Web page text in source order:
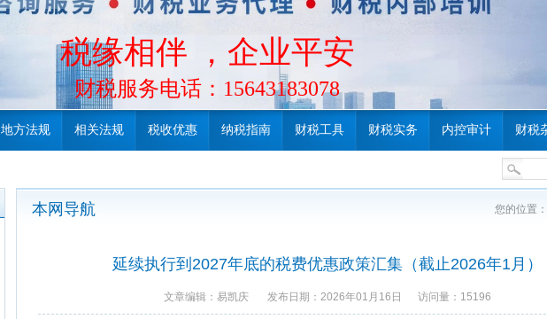
税缘相伴 ，企业平安
财税服务电话：15643183078
地方法规 相关法规 税收优惠 纳税指南 财税工具 财税实务 内控审计 财税
本网导航 您的位置：
延续执行到2027年底的税费优惠政策汇集（截止2026年1月）
文章编辑：易凯庆 发布日期：2026年01月16日 访问量：15196